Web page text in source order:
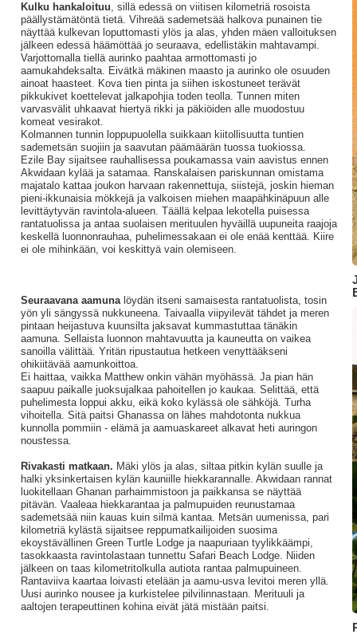
Kulku hankaloituu, sillä edessä on viitisen kilometriä rosoista
päällystämätöntä tietä. Vihreää sademetsää halkova punainen tie
näyttää kulkevan loputtomasti ylös ja alas, yhden mäen valloituksen
jälkeen edessä häämöttää jo seuraava, edellistäkin mahtavampi.
Varjottomalla tiellä aurinko paahtaa armottomasti jo
aamukahdeksalta. Eivätkä mäkinen maasto ja aurinko ole osuuden
ainoat haasteet. Kova tien pinta ja siihen iskostuneet terävät
pikkukivet koettelevat jalkapohjia toden teolla. Tunnen miten
varvasvälit uhkaavat hiertyä rikki ja päkiöiden alle muodostuu
komeat vesirakot.
Kolmannen tunnin loppupuolella suikkaan kiitollisuutta tuntien
sademetsän suojiin ja saavutan päämäärän tuossa tuokiossa.
Ezile Bay sijaitsee rauhallisessa poukamassa vain aavistus ennen
Akwidaan kylää ja satamaa. Ranskalaisen pariskunnan omistama
majatalo kattaa joukon harvaan rakennettuja, siistejä, joskin hieman
pieni-ikkunaisia mökkejä ja valkoisen miehen maapähkinäpuun alle
levittäytyvän ravintola-alueen. Täällä kelpaa lekotella puisessa
rantatuolissa ja antaa suolaisen merituulen hyväillä uupuneita raajoja
keskellä luonnonrauhaa, puhelimessakaan ei ole enää kenttää. Kiire
ei ole mihinkään, voi keskittyä vain olemiseen.
Seuraavana aamunalöydän itseni samaisesta rantatuolista, tosin
yön yli sängyssä nukkuneena. Taivaalla viipyilevät tähdet ja meren
pintaan heijastuva kuunsilta jaksavat kummastuttaa tänäkin
aamuna. Sellaista luonnon mahtavuutta ja kauneutta on vaikea
sanoilla välittää. Yritän ripustautua hetkeen venyttääkseni
ohikiitävää aamunkoittoa.
Ei haittaa, vaikka Matthew onkin vähän myöhässä. Ja pian hän
saapuu paikalle juoksujalkaa pahoitellen jo kaukaa. Selittää, että
puhelimesta loppui akku, eikä koko kylässä ole sähköjä. Turha
vihoitella. Sitä paitsi Ghanassa on lähes mahdotonta nukkua
kunnolla pommiin - elämä ja aamuaskareet alkavat heti auringon
noustessa.
Rivakasti matkaan. Mäki ylös ja alas, siltaa pitkin kylän suulle ja
halki yksinkertaisen kylän kauniille hiekkarannalle. Akwidaan rannat
luokitellaan Ghanan parhaimmistoon ja paikkansa se näyttää
pitävän. Vaaleaa hiekkarantaa ja palmupuiden reunustamaa
sademetsää niin kauas kuin silmä kantaa. Metsän uumenissa, pari
kilometriä kylästä sijaitsee reppumatkailijoiden suosima
ekoystävällinen Green Turtle Lodge ja naapuriaan tyylikkäämpi,
tasokkaasta ravintolastaan tunnettu Safari Beach Lodge. Niiden
jälkeen on taas kilometritolkulla autiota rantaa palmupuineen.
Rantaviiva kaartaa loivasti etelään ja aamu-usva levitoi meren yllä.
Uusi aurinko nousee ja kurkistelee pilvilinnastaan. Merituuli ja
aaltojen terapeuttinen kohina eivät jätä mistään paitsi.